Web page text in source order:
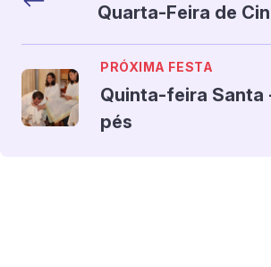
Quarta-Feira de
PRÓXIMA FESTA
Quinta-feira Santa
pés